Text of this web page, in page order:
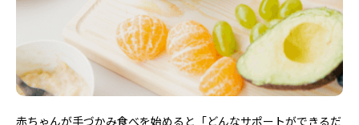
赤ちゃんが手づかみ食べを始めると「どんなサポートができるだ